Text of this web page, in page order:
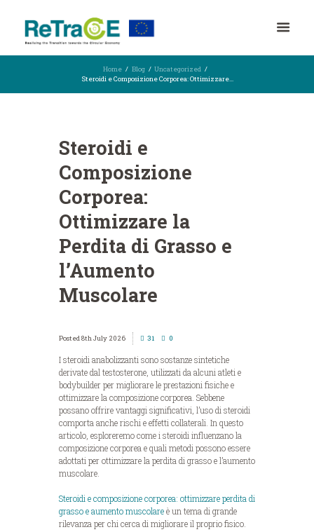
Home Blog
Uncategorized
Steroidi e Composizione Corporea: Ottimizzare...
Steroidi e
Composizione
Corporea:
Ottimizzare la
Perdita di Grasso e
l’Aumento
Muscolare
8th July 2026 31 0
I steroidi anabolizzanti sono sostanze sintetiche
derivate dal testosterone, utilizzati da alcuni atleti e
bodybuilder per migliorare le prestazioni fisiche e
ottimizzare la composizione corporea. Sebbene
possano offrire vantaggi significativi, l’uso di steroidi
comporta anche rischi e effetti collaterali. In questo
articolo, esploreremo come i steroidi influenzano la
composizione corporea e quali metodi possono essere
adottati per ottimizzare la perdita di grasso e l’aumento
muscolare.
Steroidi e composizione corporea: ottimizzare perdita di
grasso e aumento muscolareè un tema di grande
rilevanza per chi cerca di migliorare il proprio fisico.